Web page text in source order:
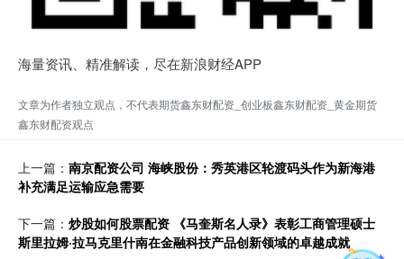
海量资讯、精准解读，尽在新浪财经APP
文章为作者独立观点，不代表期货鑫东财配资_创业板鑫东财配资_黄金期货
鑫东财配资观点
上一篇： 南京配资公司 海峡股份：秀英港区轮渡码头作为新海港
补充满足运输应急需要
下一篇： 炒股如何股票配资 《马奎斯名人录》表彰工商管理硕士
斯里拉姆·拉马克里什南在金融科技产品创新领域的卓越成就